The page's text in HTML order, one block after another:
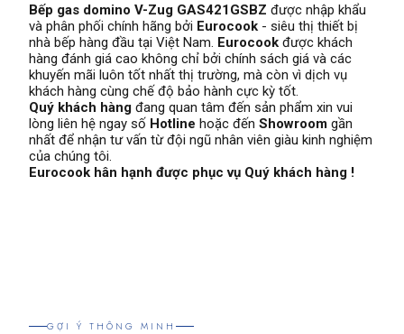
Bếp gas domino V-Zug GAS421GSBZ được nhập khẩu
và phân phối chính hãng bởi Eurocook - siêu thị thiết bị
nhà bếp hàng đầu tại Việt Nam. Eurocook được khách
hàng đánh giá cao không chỉ bởi chính sách giá và các
khuyến mãi luôn tốt nhất thị trường, mà còn vì dịch vụ
khách hàng cùng chế độ bảo hành cực kỳ tốt.
Quý khách hàng đang quan tâm đến sản phẩm xin vui
lòng liên hệ ngay số Hotline hoặc đến Showroom gần
nhất để nhận tư vấn từ đội ngũ nhân viên giàu kinh nghiệm
của chúng tôi.
Eurocook hân hạnh được phục vụ Quý khách hàng !
GỢI Ý THÔNG MINH